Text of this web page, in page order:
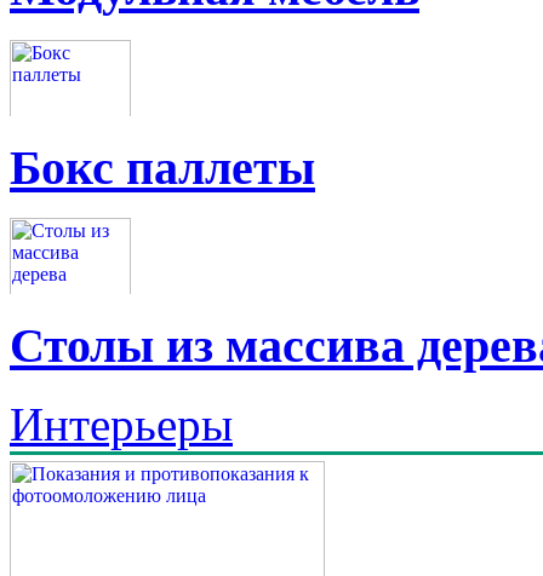
Бокс паллеты
Столы из массива
Интерьеры